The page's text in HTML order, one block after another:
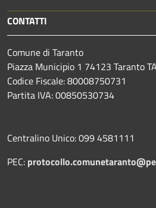
CONTATTI
Comune di Taranto
Piazza Municipio 1 74123 Taranto
Codice Fiscale: 80008750731
Partita IVA: 00850530734
Centralino Unico: 099 4581111
PEC: